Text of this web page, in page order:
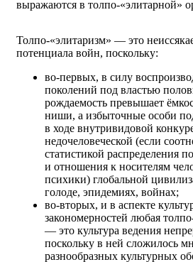
выражаются в толпо-«элитар­ной»
Толпо-«элитаризм» — это
потенциала войн, поскольку:
во-первых, в силу
поколений под властью
рождаемость превышает
ниши, а избыточные особи
в ходе внутривидовой
недочеловеческой (если
статистикой распределения
и отношения к носителям
психики) глобальной
голоде, эпидемиях, войнах;
во-вторых, и в аспекте
закономерностей любая
— это культура ведения
поскольку в ней сложилось
разнообразных культурных